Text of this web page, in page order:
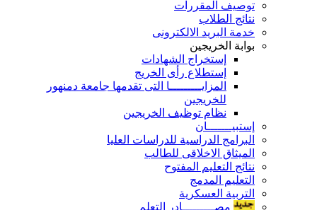
توصيف المقررات
نتائج الطلاب
خدمة البريد الالكترونى
بوابة الخريجين
إستخراج الشهادات
إستطلاع رأى الخريج
المزايـــــــــا التى تقدمها جامعة دمنهور
للخريجين
نظام توظيف الخريجين
إستبيـــــــان
البرامج الدراسية للدراسات العليا
الميثاق الاخلاقى للطالب
نتائج التعليم المفتوح
التعليم المدمج
التربية العسكرية
مصـــــــــادر التعلم